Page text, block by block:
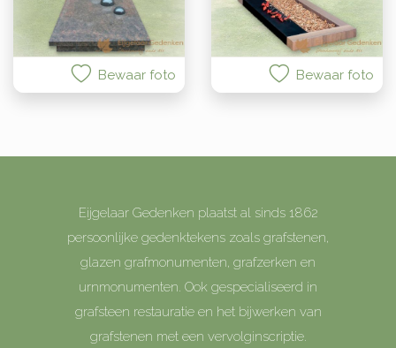
Bewaar foto Bewaar foto
Eijgelaar Gedenken plaatst al sinds 1862
persoonlijke gedenktekens zoals grafstenen,
glazen grafmonumenten, grafzerken en
urnmonumenten. Ook gespecialiseerd in
grafsteen restauratie en het bijwerken van
grafstenen met een vervolginscriptie.